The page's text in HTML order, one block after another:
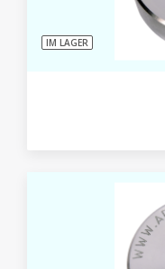
IM LAGER